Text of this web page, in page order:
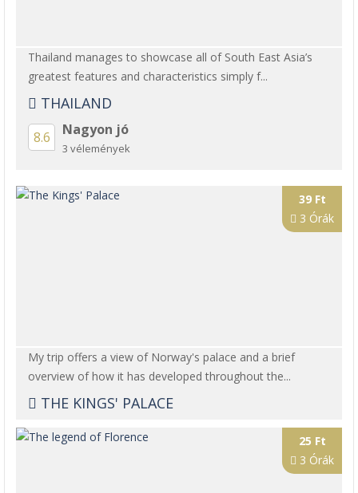
Thailand manages to showcase all of South East Asia’s
greatest features and characteristics simply f...
THAILAND
8.6 Nagyon jó
3 vélemények
My trip offers a view of Norway's palace and a brief
overview of how it has developed throughout the...
THE KINGS' PALACE
39 Ft
3 Órák
25 Ft
3 Órák